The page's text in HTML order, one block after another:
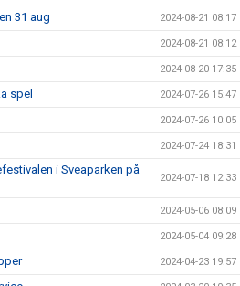
31 aug 2024-08-21 08:17
2024-08-21 08:12
2024-08-20 17:35
spel 2024-07-26 15:47
2024-07-26 10:05
2024-07-24 18:31
i Sveaparken på
2024-07-18 12:33
2024-05-06 08:09
2024-05-04 09:28
2024-04-23 19:57